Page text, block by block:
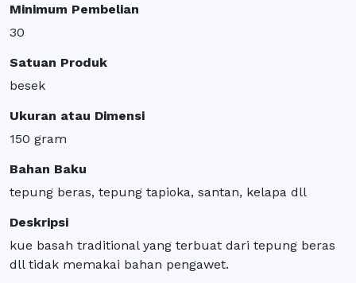
Minimum Pembelian
30
Satuan Produk
besek
Ukuran atau Dimensi
150 gram
Bahan Baku
tepung beras, tepung tapioka, santan, kelapa dll
Deskripsi
kue basah traditional yang terbuat dari tepung beras
dll tidak memakai bahan pengawet.